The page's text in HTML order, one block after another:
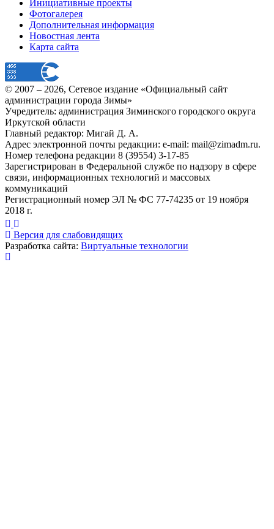
Инициативные проекты
Фотогалерея
Дополнительная информация
Новостная лента
Карта сайта
© 2007 – 2026, Сетевое издание «Официальный сайт
администрации города Зимы»
Учредитель: администрация Зиминского городского округа
Иркутской области
Главный редактор: Мигай Д. А.
Адрес электронной почты редакции: e-mail: mail@zimadm.ru.
Номер телефона редакции 8 (39554) 3-17-85
Зарегистрирован в Федеральной службе по надзору в сфере
связи, информационных технологий и массовых
коммуникаций
Регистрационный номер ЭЛ № ФС 77-74235 от 19 ноября
2018 г.
Версия для слабовидящих
Разработка сайта: Виртуальные технологии